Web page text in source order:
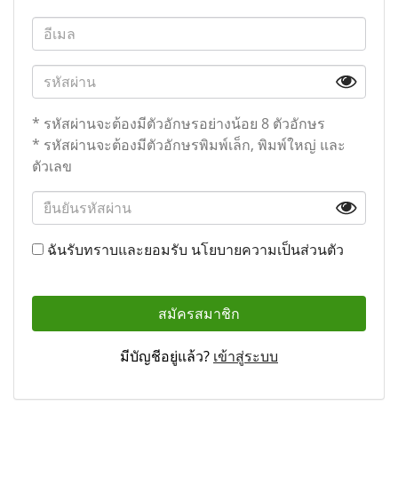
* รหัสผ่านจะต้องมีตัวอักษรอย่างน้อย 8 ตัวอักษร
* รหัสผ่านจะต้องมีตัวอักษรพิมพ์เล็ก, พิมพ์ใหญ่ และ
ตัวเลข
ฉันรับทราบและยอมรับ นโยบายความเป็นส่วนตัว
สมัครสมาชิก
มีบัญชีอยู่แล้ว? เข้าสู่ระบบ